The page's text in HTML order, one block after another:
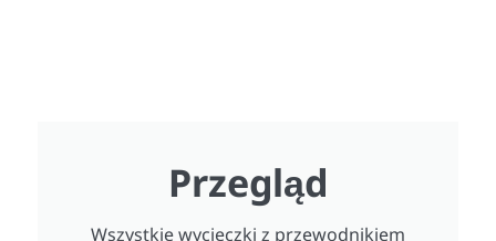
Przegląd
Wszystkie wycieczki z przewodnikiem